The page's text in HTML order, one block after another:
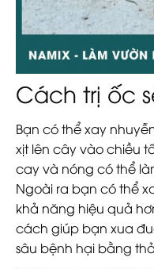
Cách trị ốc
Bạn có thể xay
xịt lên cây vào chiều
cay và nóng có thể
Ngoài ra bạn có thể
khả năng hiệu quả
cách giúp bạn xua
sâu bệnh hại bằng